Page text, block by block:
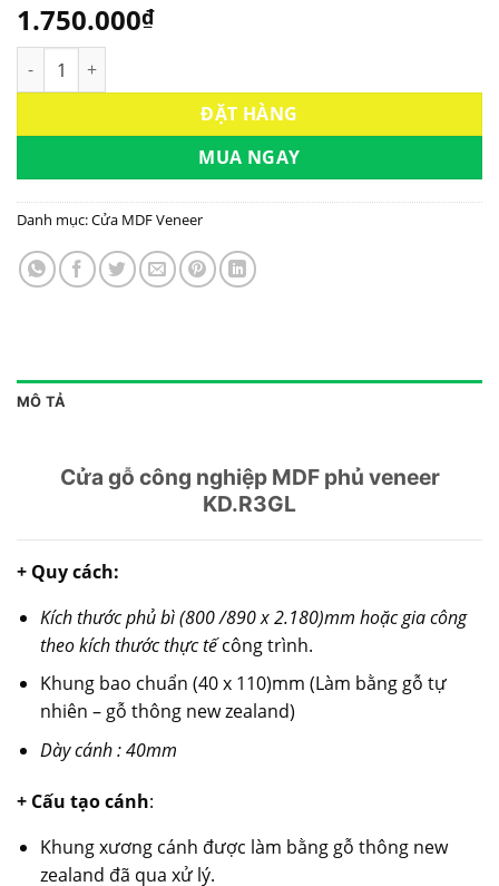
1.750.000₫
Cửa gỗ công nghiệp MDF phủ veneer KD.R3GL |
ĐẶT HÀNG
MUA NGAY
Danh mục:Cửa MDF Veneer
MÔ TẢ
Cửa gỗ công nghiệp MDF phủ veneer
KD.R3GL
+ Quy cách:
Kích thước phủ bì (800 /890 x 2.180)mm hoặc gia công
theo kích thước thực tếcông trình.
Khung bao chuẩn (40 x 110)mm (Làm bằng gỗ tự
nhiên – gỗ thông new zealand)
Dày cánh : 40mm
+ Cấu tạo cánh:
Khung xương cánh được làm bằng gỗ thông new
zealand đã qua xử lý.